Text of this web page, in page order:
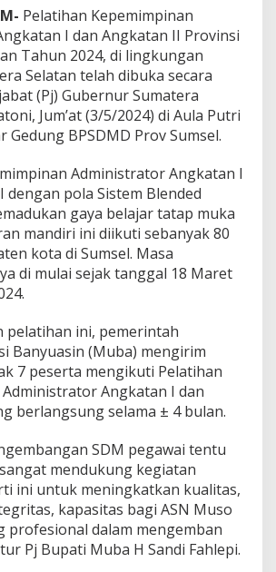
n
t
u
k
M
e
n
g
i
u
t
i
P
e
l
a
a
n
K
e
p
e
i
m
p
n
a
n
Pelatihan Kepemimpinan
I dan Angkatan II Provinsi
Tahun 2024, di lingkungan
Selatan telah dibuka secara
(Pj) Gubernur Sumatera
Jum’at (3/5/2024) di Aula Putri
Gedung BPSDMD Prov Sumsel.
Administrator Angkatan I
dengan pola Sistem Blended
gaya belajar tatap muka
mandiri ini diikuti sebanyak 80
kota di Sumsel. Masa
di mulai sejak tanggal 18 Maret
pelatihan ini, pemerintah
Banyuasin (Muba) mengirim
7 peserta mengikuti Pelatihan
Angkatan I dan
berlangsung selama ± 4 bulan.
SDM pegawai tentu
mendukung kegiatan
ini untuk meningkatkan kualitas,
kapasitas bagi ASN Muso
profesional dalam mengemban
Pj Bupati Muba H Sandi Fahlepi.